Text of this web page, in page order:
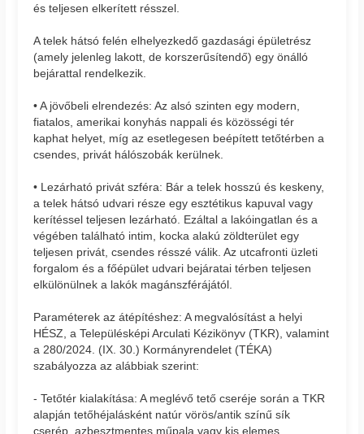
és teljesen elkerített résszel.
A telek hátsó felén elhelyezkedő gazdasági épületrész
(amely jelenleg lakott, de korszerűsítendő) egy önálló
bejárattal rendelkezik.
• A jövőbeli elrendezés: Az alsó szinten egy modern,
fiatalos, amerikai konyhás nappali és közösségi tér
kaphat helyet, míg az esetlegesen beépített tetőtérben a
csendes, privát hálószobák kerülnek.
• Lezárható privát szféra: Bár a telek hosszú és keskeny,
a telek hátsó udvari része egy esztétikus kapuval vagy
kerítéssel teljesen lezárható. Ezáltal a lakóingatlan és a
végében található intim, kocka alakú zöldterület egy
teljesen privát, csendes résszé válik. Az utcafronti üzleti
forgalom és a főépület udvari bejáratai térben teljesen
elkülönülnek a lakók magánszférájától.
Paraméterek az átépítéshez: A megvalósítást a helyi
HÉSZ, a Településképi Arculati Kézikönyv (TKR), valamint
a 280/2024. (IX. 30.) Kormányrendelet (TÉKA)
szabályozza az alábbiak szerint:
- Tetőtér kialakítása: A meglévő tető cseréje során a TKR
alapján tetőhéjalásként natúr vörös/antik színű sík
cserép, azbesztmentes műpala vagy kis elemes